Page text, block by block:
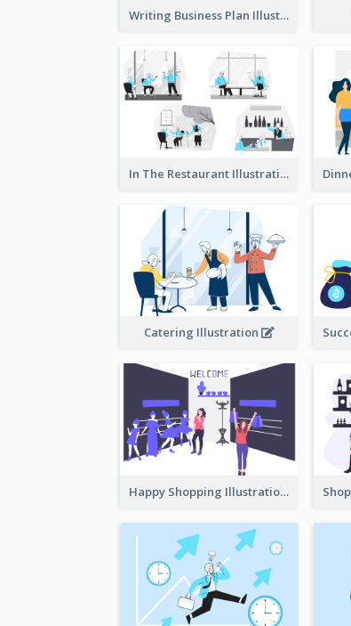
Writing Business Plan Illustration
In The Restaurant Illustration
Catering Illustration
Happy Shopping Illustration